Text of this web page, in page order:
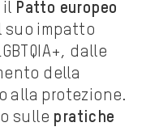
il Patto europeo
suo impatto
dalle
della
alla protezione.
sulle pratiche